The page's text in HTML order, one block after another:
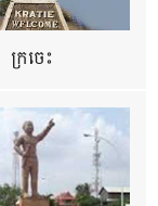
ក្រចេះ